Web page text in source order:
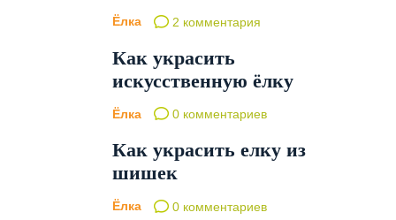
Ёлка 2 комментария
Как украсить
искусственную ёлку
Ёлка 0 комментариев
Как украсить елку из
шишек
Ёлка 0 комментариев